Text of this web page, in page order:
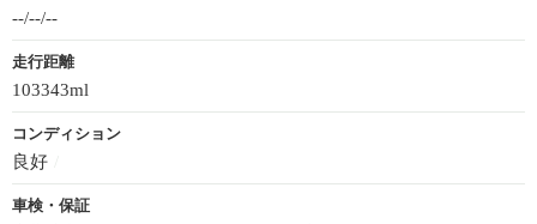
--/--/--
走行距離
103343ml
コンディション
良好
車検・保証